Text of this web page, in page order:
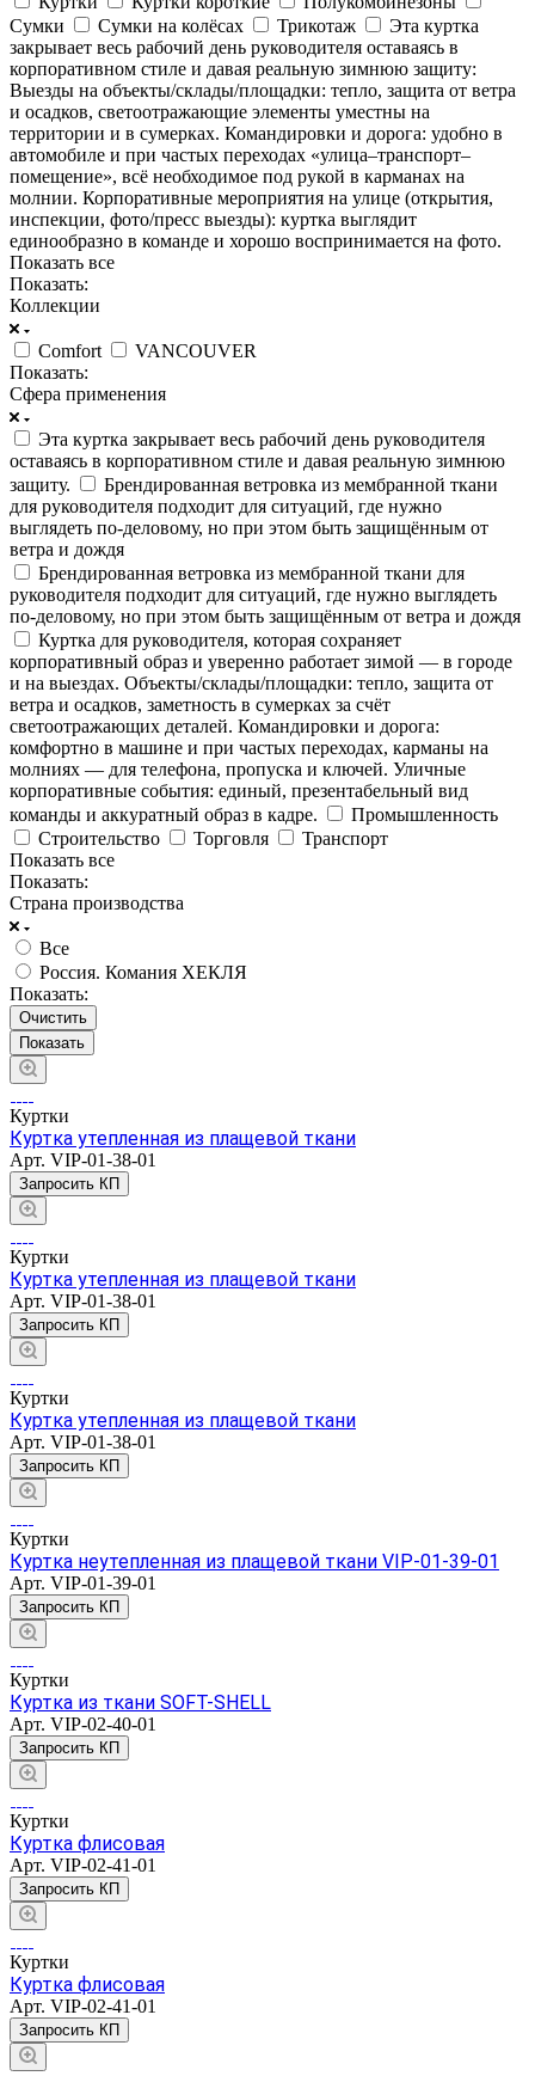
Сумки
Сумки на колёсах Трикотаж
Эта куртка
закрывает весь рабочий день руководителя оставаясь в
корпоративном стиле и давая реальную зимнюю защиту:
Выезды на объекты/склады/площадки: тепло, защита от ветра
и осадков, светоотражающие элементы уместны на
территории и в сумерках. Командировки и дорога: удобно в
автомобиле и при частых переходах «улица–транспорт–
помещение», всё необходимое под рукой в карманах на
молнии. Корпоративные мероприятия на улице (открытия,
инспекции, фото/пресс выезды): куртка выглядит
единообразно в команде и хорошо воспринимается на фото.
Показать все
Показать:
Коллекции
Comfort
VANCOUVER
Показать:
Сфера применения
Эта куртка закрывает весь рабочий день руководителя
оставаясь в корпоративном стиле и давая реальную зимнюю
защиту.
Брендированная ветровка из мембранной ткани
для руководителя подходит для ситуаций, где нужно
выглядеть по‑деловому, но при этом быть защищённым от
ветра и дождя
Брендированная ветровка из мембранной ткани для
руководителя подходит для ситуаций, где нужно выглядеть
по‑деловому, но при этом быть защищённым от ветра и дождя
Куртка для руководителя, которая сохраняет
корпоративный образ и уверенно работает зимой — в городе
и на выездах. Объекты/склады/площадки: тепло, защита от
ветра и осадков, заметность в сумерках за счёт
светоотражающих деталей. Командировки и дорога:
комфортно в машине и при частых переходах, карманы на
молниях — для телефона, пропуска и ключей. Уличные
корпоративные события: единый, презентабельный вид
команды и аккуратный образ в кадре.
Промышленность
Строительство
Торговля
Транспорт
Показать все
Показать:
Страна производства
Все
Россия. Комания ХЕКЛЯ
Показать:
Очистить
Куртки
Куртка утепленная из плащевой ткани
Арт. VIP-01-38-01
Запросить КП
Куртки
Куртка утепленная из плащевой ткани
Арт. VIP-01-38-01
Запросить КП
Куртки
Куртка утепленная из плащевой ткани
Арт. VIP-01-38-01
Запросить КП
Куртки
Куртка неутепленная из плащевой ткани VIP-01-39-01
Арт. VIP-01-39-01
Запросить КП
Куртки
Куртка из ткани SOFT-SHELL
Арт. VIP-02-40-01
Запросить КП
Куртки
Куртка флисовая
Арт. VIP-02-41-01
Запросить КП
Куртки
Куртка флисовая
Арт. VIP-02-41-01
Запросить КП